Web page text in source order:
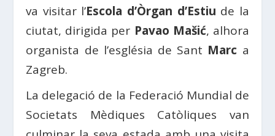
va visitar l’Escola d’Òrgan d’Estiu de la
ciutat, dirigida per Pavao Mašić, alhora
organista de l’església de Sant Marc a
Zagreb.
La delegació de la Federació Mundial de
Societats Mèdiques Catòliques van